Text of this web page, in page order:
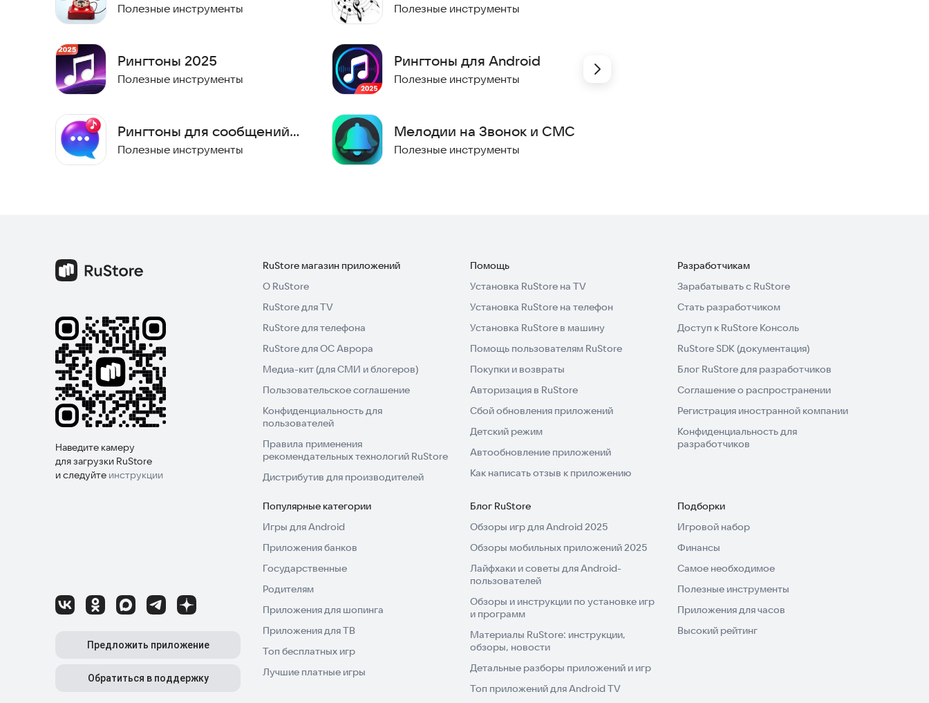
телефонов
Полезные инструменты
Рингтоны 2025
Полезные инструменты
Рингтоны для сообщений
2026
Полезные инструменты
рингтоны
Полезные инструменты
Рингтоны для Android
Полезные инструменты
Мелодии на Звонок и СМС
Полезные инструменты
Наведите камеру
для загрузки RuStore
и следуйте инструкции
Предложить приложение
Обратиться в поддержку
RuStore магазин приложений
О RuStore
RuStore для TV
RuStore для телефона
RuStore для ОС Аврора
Медиа-кит (для СМИ и блогеров)
Пользовательское соглашение
Конфиденциальность для
пользователей
Правила применения
рекомендательных технологий RuStore
Дистрибутив для производителей
Помощь
Установка RuStore на TV
Установка RuStore на телефон
Установка RuStore в машину
Помощь пользователям RuStore
Покупки и возвраты
Авторизация в RuStore
Сбой обновления приложений
Детский режим
Автообновление приложений
Как написать отзыв к приложению
Разработчикам
Зарабатывать с RuStore
Стать разработчиком
Доступ к RuStore Консоль
RuStore SDK (документация)
Блог RuStore для разработчиков
Соглашение о распространении
Регистрация иностранной компании
Конфиденциальность для
разработчиков
Популярные категории
Игры для Android
Приложения банков
Государственные
Родителям
Приложения для шопинга
Приложения для ТВ
Топ бесплатных игр
Лучшие платные игры
Блог RuStore
Обзоры игр для Android 2025
Обзоры мобильных приложений 2025
Лайфхаки и советы для Android-
пользователей
Обзоры и инструкции по установке игр
и программ
Материалы RuStore: инструкции,
обзоры, новости
Детальные разборы приложений и игр
Топ приложений для Android TV
Подборки
Игровой набор
Финансы
Самое необходимое
Полезные инструменты
Приложения для часов
Высокий рейтинг